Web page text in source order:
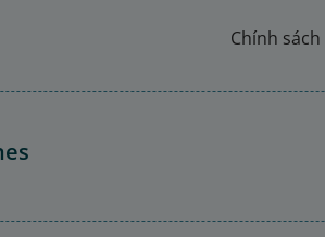
Chính